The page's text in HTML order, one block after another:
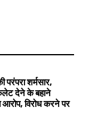
शर्मसार,
देने के बहाने
विरोध करने पर